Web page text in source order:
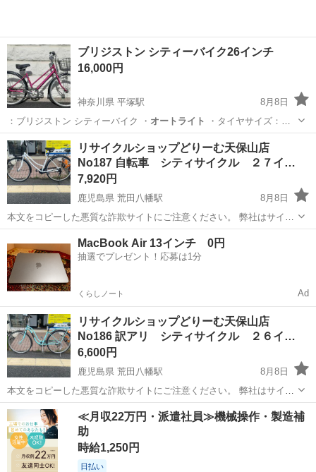
ブリジストン シティーバイク26インチ
16,000円
神奈川県 平塚駅
8月8日
：ブリジストン シティーバイク ・ オートライト
・タイヤサイズ：
26x1'3/8…
神奈川 平塚市 平塚駅 シティー
リサイクルショップどりーむ天保山店
No187 自転車 シティサイクル ２７イ…
7,920円
鹿児島県 荒田八幡駅
8月8日
本文をコピーした悪質な詐欺サイトにご注意ください。 弊社はサイト
内でのクレジット決済や銀行振り込みを致しておりません。 リサイク
ルショップどりーむ掲載商品を ご覧下さいまして誠にありがとうござ
います。 どりー...
鹿児島市 荒田八幡駅 その他 店舗
MacBook Air 13インチ 0円
抽選でプレゼント！応募は1分
くらしノート Ad
リサイクルショップどりーむ天保山店
No186 訳アリ シティサイクル ２６イ…
6,600円
鹿児島県 荒田八幡駅
8月8日
本文をコピーした悪質な詐欺サイトにご注意ください。 弊社はサイト
内でのクレジット決済や銀行振り込みを致しておりません。 リサイク
ルショップどりーむ掲載商品を ご覧下さいまして誠にありがとうござ
います。 どりー...
鹿児島 鹿児島市 荒田八幡駅 その他 店舗
≪月収22万円・派遣社員≫機械操作・製造補
助
時給1,250円
日払い